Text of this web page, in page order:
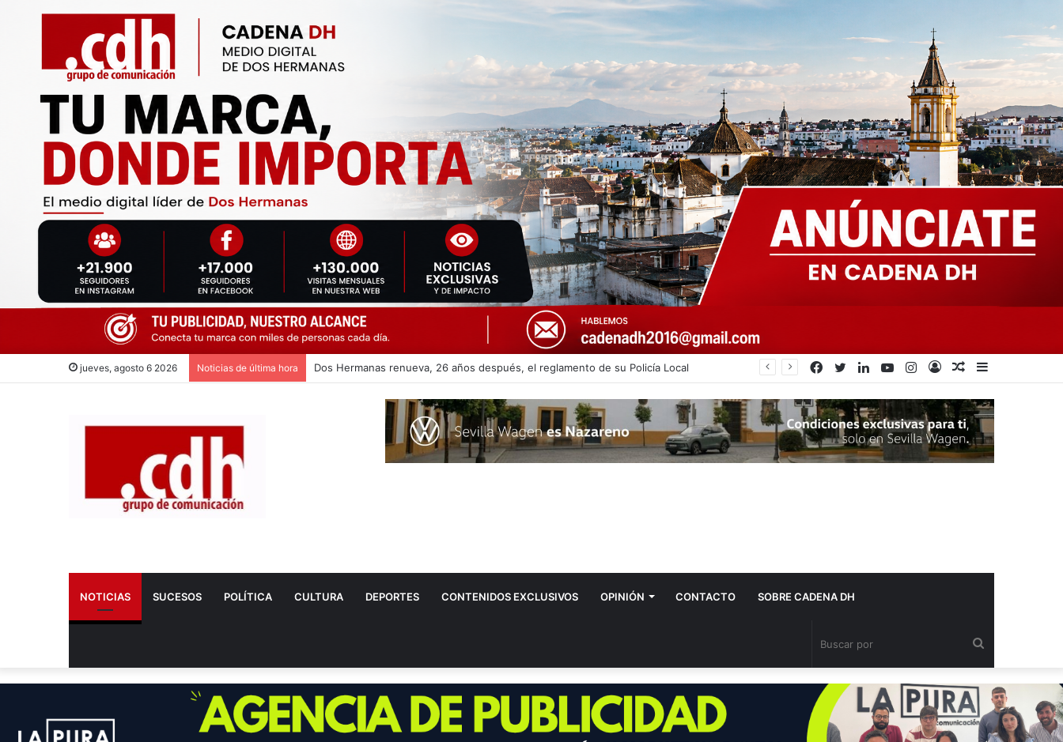
jueves, agosto 6 2026 Noticias de última hora Nerea Tovar propone instalar más fuentes de agua potable en Dos Hermanas
Barra
Publicación
azar
Acceso
Instagram
YouTube
LinkedIn
Twitter
Facebook
NOTICIAS SUCESOS POLÍTICA CULTURA DEPORTES CONTENIDOS EXCLUSIVOS OPINIÓN CONTACTO SOBRE CADENA DH
por